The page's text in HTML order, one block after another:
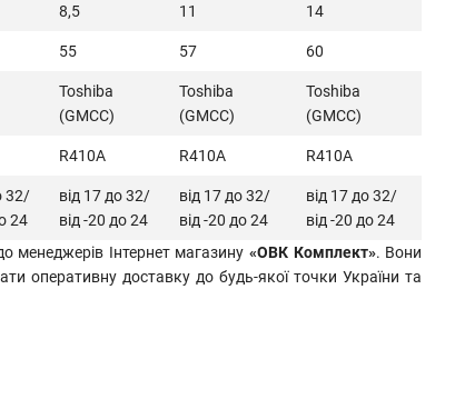
8,5 11 14
55 57 60
Toshiba
(GMCC)
Toshiba
(GMCC)
Toshiba
(GMCC)
R410A R410A R410A
32/
24
від 17 до 32/
від -20 до 24
від 17 до 32/
від -20 до 24
від 17 до 32/
від -20 до 24
менеджерів Інтернет магазину «ОВК Комплект». Вони
оперативну доставку до будь-якої точки України та